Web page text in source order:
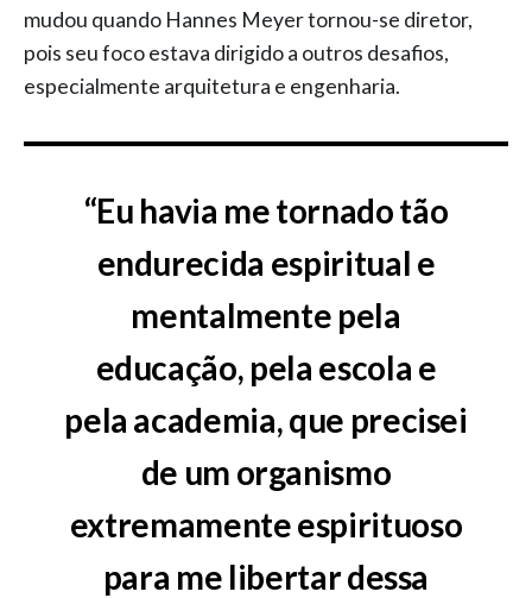
mudou quando Hannes Meyer tornou-se diretor,
pois seu foco estava dirigido a outros desafios,
especialmente arquitetura e engenharia.
“Eu havia me tornado tão
endurecida espiritual e
mentalmente pela
educação, pela escola e
pela academia, que precisei
de um organismo
extremamente espirituoso
para me libertar dessa